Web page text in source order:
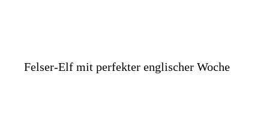
Felser-Elf mit perfekter englischer Woche